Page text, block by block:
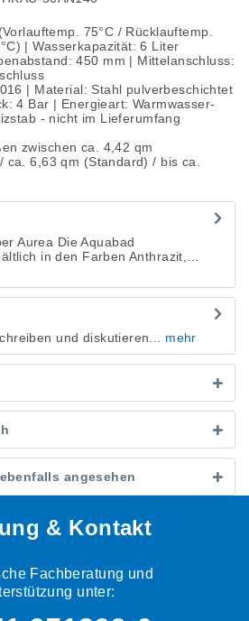
75°C / Rücklauftemp.
| Wasserkapazität: 6 Liter
450 mm | Mittelanschluss:
| Material: Stahl pulverbeschichtet
4 Bar | Energieart: Warmwasser-
- nicht im Lieferumfang
zwischen ca. 4,42 qm
ca. 6,63 qm (Standard) / bis ca.
Aurea Die Aquabad
in den Farben Anthrazit,...
und diskutieren...
mehr
angesehen
& Kontakt
Fachberatung und
unter: